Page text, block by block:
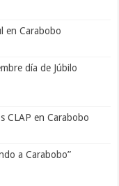
en Carabobo
día de Júbilo
CLAP en Carabobo
a Carabobo”